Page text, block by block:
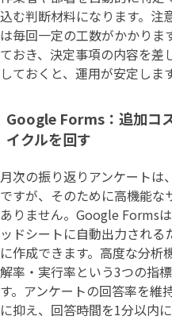
込む判断材料になります。注
は毎回一定の工数がかかりま
ておき、決定事項の内容を差
しておくと、運用が安定します
Google Forms：追加コ
イクルを回す
月次の振り返りアンケート
ですが、そのために高機能
ありません。Google Forms
ッドシートに自動出力され
に作成できます。高度な分析
解率・実行率という3つの指
す。アンケートの回答率を維
に抑え、回答時間を1分以内